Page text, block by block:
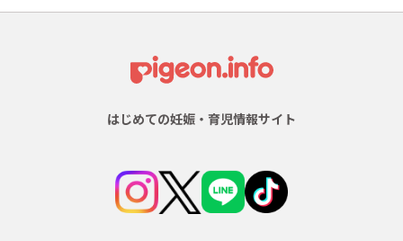
はじめての妊娠・育児情報サイト